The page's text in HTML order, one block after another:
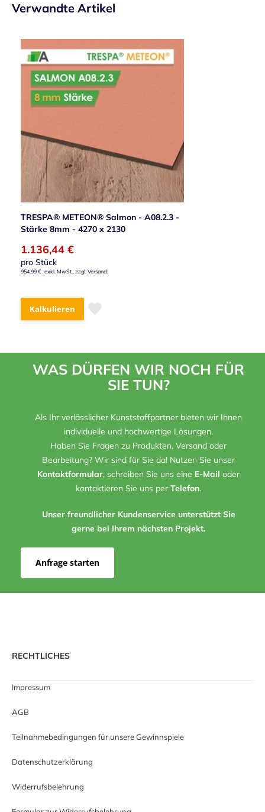
Verwandte Artikel
TRESPA® METEON® Salmon - A08.2.3 -
Stärke 8mm - 4270 x 2130
1.136,44 €
pro Stück
954,99 €
Kalkulieren
WAS DÜRFEN WIR NOCH FÜR
SIE TUN?
Als Ihr verlässlicher Kunststoffpartner bieten wir Ihnen
individuelle und hochwertige Lösungen.
Haben Sie Fragen zu Produkten, Versand oder
Bearbeitung? Wir sind für Sie da! Nutzen Sie unser
Kontaktformular, schreiben Sie uns eine E-Mail oder
kontaktieren Sie uns per Telefon.
Unser freundlicher Kundenservice unterstützt Sie
gerne bei Ihrem nächsten Projekt.
Anfrage starten
RECHTLICHES
Impressum
AGB
Teilnahmebedingungen für unsere Gewinnspiele
Datenschutzerklärung
Widerrufsbelehrung